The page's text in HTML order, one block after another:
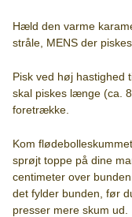
Hæld den varme
stråle, MENS der
Pisk ved høj hastighed
skal piskes længe (ca.
foretrække.
Kom
sprøjt toppe på dine
centimeter over
det fylder bunden, før
presser mere skum ud.